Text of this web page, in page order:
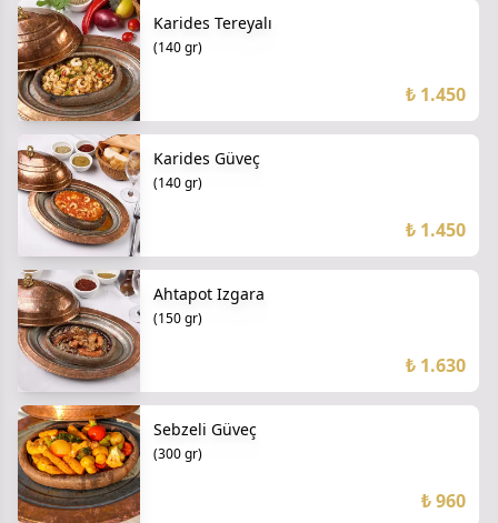
Karides Tereyalı
(140 gr)
₺ 1.450
Karides Güveç
(140 gr)
₺ 1.450
Ahtapot Izgara
(150 gr)
₺ 1.630
Sebzeli Güveç
(300 gr)
₺ 960